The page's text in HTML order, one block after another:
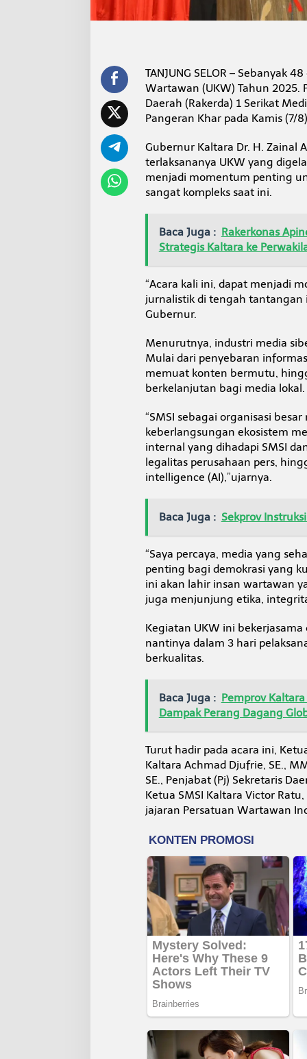
T
i
n
a
t
k
a
D
M
W
t
a
n
L
o
k
a
TANJUNG SELOR – Sebanyak
Wartawan (UKW) Tahun 2025.
Daerah (Rakerda) 1 Serikat
Pangeran Khar pada Kamis (7/
Gubernur Kaltara Dr. H. Zainal
terlaksananya UKW yang
menjadi momentum penting
sangat kompleks saat ini.
Baca Juga : Rakerkonas
Strategis Kaltara ke
“Acara kali ini, dapat menjadi
jurnalistik di tengah tantangan
Gubernur.
Menurutnya, industri media
Mulai dari penyebaran
memuat konten bermutu,
berkelanjutan bagi media lokal.
“SMSI sebagai organisasi
keberlangsungan ekosistem
internal yang dihadapi SMSI
legalitas perusahaan pers,
intelligence (AI),”ujarnya.
Baca Juga : Sekprov
“Saya percaya, media yang
penting bagi demokrasi yang
ini akan lahir insan wartawan
juga menjunjung etika,
Kegiatan UKW ini
nantinya dalam 3 hari
berkualitas.
Baca Juga : Pemprov
Dampak Perang Dagang
Turut hadir pada acara ini,
Kaltara Achmad Djufrie, SE.,
SE., Penjabat (Pj) Sekretaris
Ketua SMSI Kaltara Victor
jajaran Persatuan Wartawan